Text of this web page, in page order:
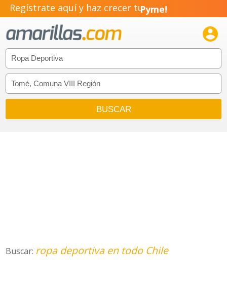
Regístrate aquí y haz crecer tuPyme!
Emprendimiento!

Buscar: ropa deportiva en todo Chile